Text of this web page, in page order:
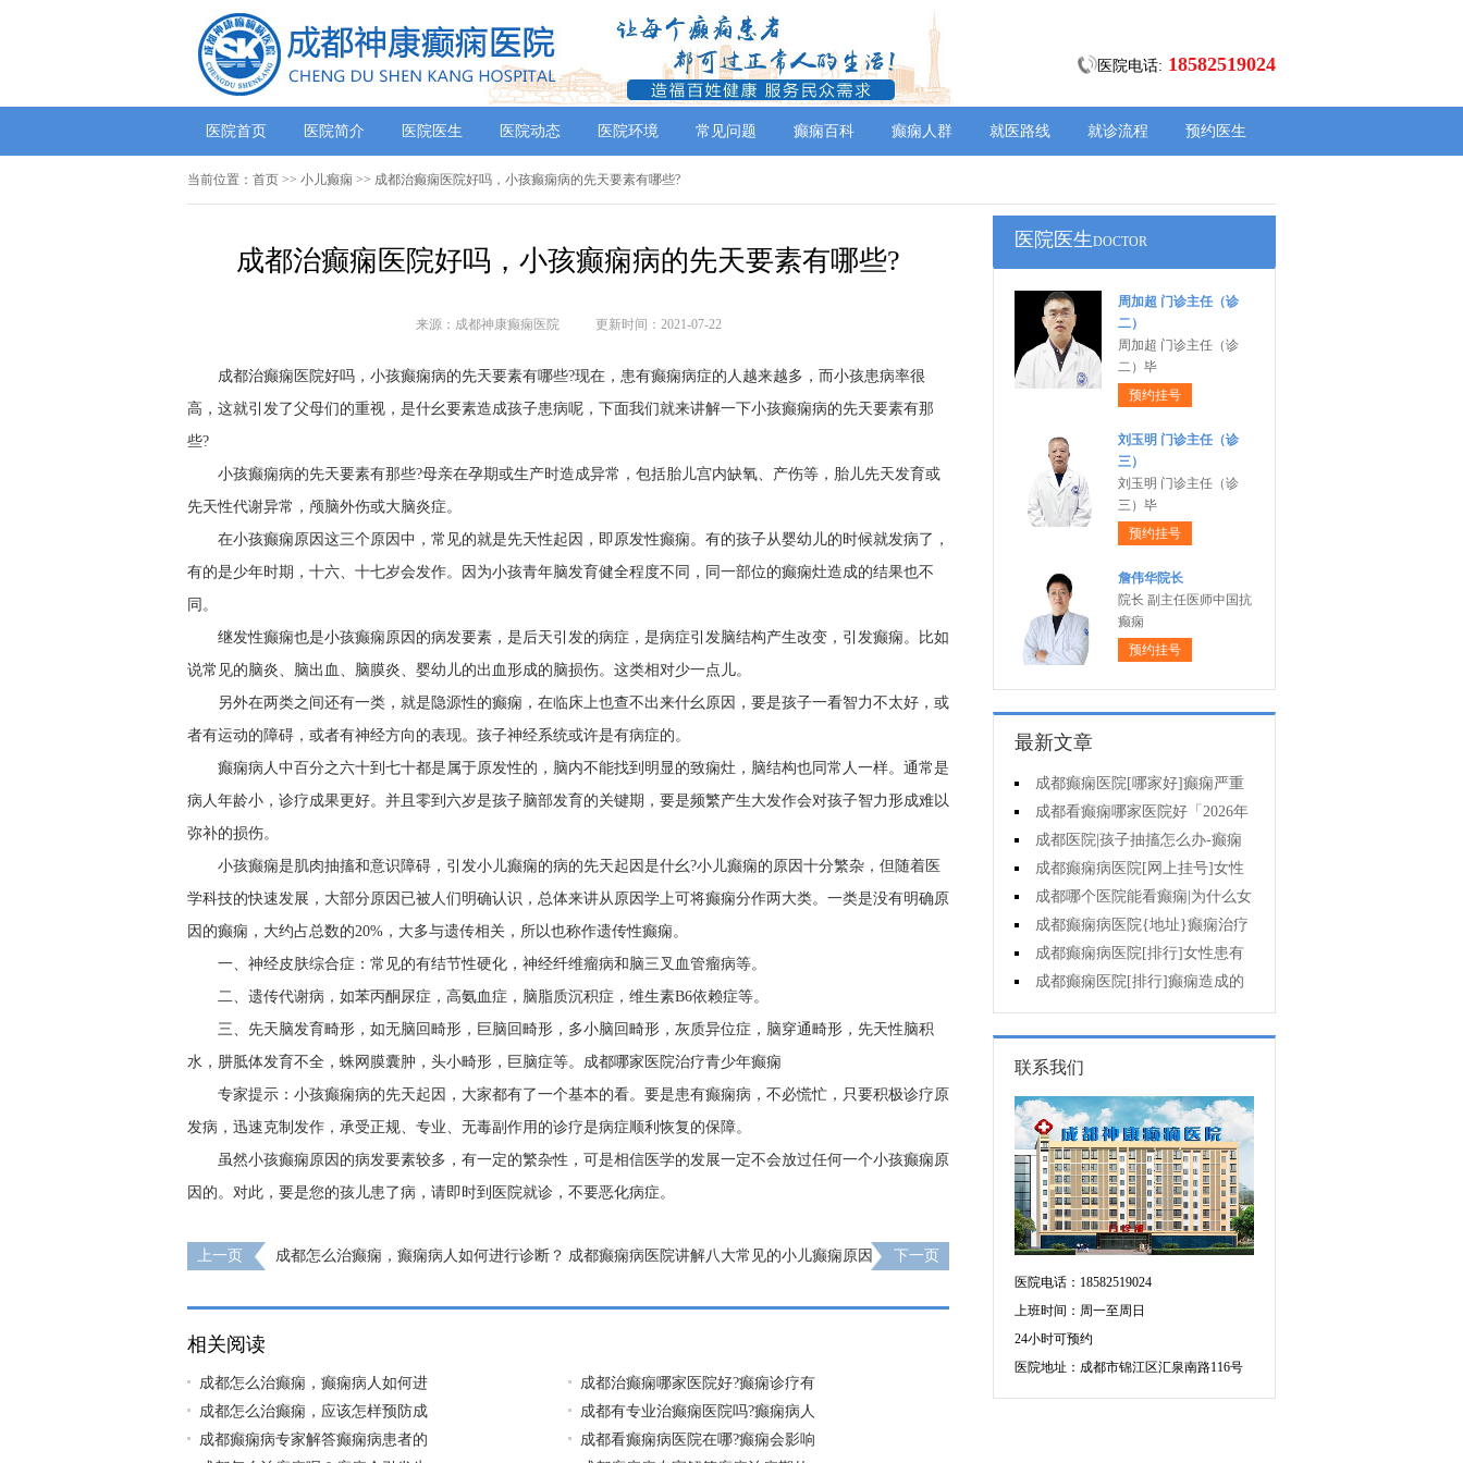
医院电话: 18582519024
医院首页 医院简介 医院医生 医院动态 医院环境 常见问题 癫痫百科 癫痫人群 就医路线 就诊流程 预约医生
当前位置： 首页 >> 小儿癫痫 >> 成都治癫痫医院好吗，小孩癫痫病的先天要素有哪些?
成都治癫痫医院好吗，小孩癫痫病的先天要素有哪些?
来源：成都神康癫痫医院 更新时间：2021-07-22
成都治癫痫医院好吗，小孩癫痫病的先天要素有哪些?现在，患有癫痫病症的人越来越多，而小孩患病率很
高，这就引发了父母们的重视，是什幺要素造成孩子患病呢，下面我们就来讲解一下小孩癫痫病的先天要素有那
些?
小孩癫痫病的先天要素有那些?母亲在孕期或生产时造成异常，包括胎儿宫内缺氧、产伤等，胎儿先天发育或
先天性代谢异常，颅脑外伤或大脑炎症。
在小孩癫痫原因这三个原因中，常见的就是先天性起因，即原发性癫痫。有的孩子从婴幼儿的时候就发病了，
有的是少年时期，十六、十七岁会发作。因为小孩青年脑发育健全程度不同，同一部位的癫痫灶造成的结果也不
同。
继发性癫痫也是小孩癫痫原因的病发要素，是后天引发的病症，是病症引发脑结构产生改变，引发癫痫。比如
说常见的脑炎、脑出血、脑膜炎、婴幼儿的出血形成的脑损伤。这类相对少一点儿。
另外在两类之间还有一类，就是隐源性的癫痫，在临床上也查不出来什幺原因，要是孩子一看智力不太好，或
者有运动的障碍，或者有神经方向的表现。孩子神经系统或许是有病症的。
癫痫病人中百分之六十到七十都是属于原发性的，脑内不能找到明显的致痫灶，脑结构也同常人一样。通常是
病人年龄小，诊疗成果更好。并且零到六岁是孩子脑部发育的关键期，要是频繁产生大发作会对孩子智力形成难以
弥补的损伤。
小孩癫痫是肌肉抽搐和意识障碍，引发小儿癫痫的病的先天起因是什幺?小儿癫痫的原因十分繁杂，但随着医
学科技的快速发展，大部分原因已被人们明确认识，总体来讲从原因学上可将癫痫分作两大类。一类是没有明确原
因的癫痫，大约占总数的20%，大多与遗传相关，所以也称作遗传性癫痫。
一、神经皮肤综合症：常见的有结节性硬化，神经纤维瘤病和脑三叉血管瘤病等。
二、遗传代谢病，如苯丙酮尿症，高氨血症，脑脂质沉积症，维生素B6依赖症等。
三、先天脑发育畸形，如无脑回畸形，巨脑回畸形，多小脑回畸形，灰质异位症，脑穿通畸形，先天性脑积
水，肼胝体发育不全，蛛网膜囊肿，头小畸形，巨脑症等。 成都哪家医院治疗青少年癫痫
专家提示：小孩癫痫病的先天起因，大家都有了一个基本的看。要是患有癫痫病，不必慌忙，只要积极诊疗原
发病，迅速克制发作，承受正规、专业、无毒副作用的诊疗是病症顺利恢复的保障。
虽然小孩癫痫原因的病发要素较多，有一定的繁杂性，可是相信医学的发展一定不会放过任何一个小孩癫痫原
因的。对此，要是您的孩儿患了病，请即时到医院就诊，不要恶化病症。
上一页 成都怎么治癫痫，癫痫病人如何进行诊断？ 成都癫痫病医院讲解八大常见的小儿癫痫原因 下一页
相关阅读
成都怎么治癫痫，癫痫病人如何进
成都治癫痫哪家医院好?癫痫诊疗有
成都怎么治癫痫，应该怎样预防成
成都有专业治癫痫医院吗?癫痫病人
成都癫痫病专家解答癫痫病患者的
成都看癫痫病医院在哪?癫痫会影响
医院医生DOCTOR
周加超 门诊主任（诊
二）
周加超 门诊主任（诊
二）毕
预约挂号
刘玉明 门诊主任（诊
三）
刘玉明 门诊主任（诊
三）毕
预约挂号
詹伟华院长
院长 副主任医师中国抗
癫痫
预约挂号
最新文章
成都癫痫医院[哪家好]癫痫严重
起来会死吗?
成都看癫痫哪家医院好「2026年
度公布」突发癫痫如何急救?
成都医院|孩子抽搐怎么办-癫痫
很难治疗吗?
成都癫痫病医院[网上挂号]女性
癫痫要注意哪些问题?
成都哪个医院能看癫痫|为什么女
性癫痫更特别?
成都癫痫病医院{地址}癫痫治疗
哪些方法比较好?
成都癫痫病医院[排行]女性患有
癫痫有什么影响?
成都癫痫医院[排行]癫痫造成的
危害有哪些?
联系我们
医院电话：18582519024
上班时间：周一至周日
24小时可预约
医院地址：成都市锦江区汇泉南路116号